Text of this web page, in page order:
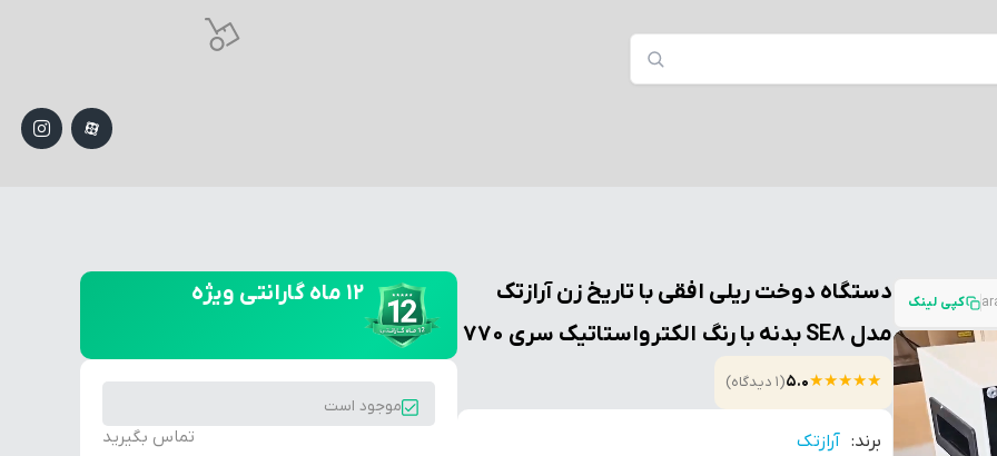
کپی لینک
دستگاه دوخت ریلی افقی با تاریخ زن آرازتک
مدل SE8 بدنه با رنگ الکترواستاتیک سری ۷۷۰
★
★
★
★
★
5.0(1 دیدگاه)
برند: آرازتک
۱۲ ماه گارانتی ویژه
موجود است
تماس بگیرید